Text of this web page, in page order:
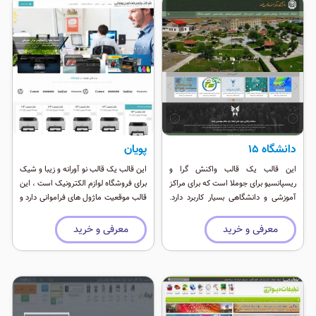
دانشگاه 15
این قالب یک قالب واکنش گرا و
ریسپانسیو برای جوملا است که برای مراکز
آموزشی و دانشگاهی بسیار کاربرد دارد.
دارد که از هماهنگی خاصی در پالت رنگ
خود برخوردار است. این قالب بسیار زیبا
دارا موقعیت ماژول فراوان و سازگار با
معرفی و خرید
پویان
این قالب یک قالب نو آورانه و زیبا و شیک
برای فروشگاه لوازم الکترونیک است ، این
قالب موقعیت ماژول های فراموانی دارد و
است. در طراحی این قالب از فریم ورک بو
استرپ استفاده شده تا قالب علاوه
برامکانات فروشگاهی ریسپانسیو نیز
معرفی و خرید